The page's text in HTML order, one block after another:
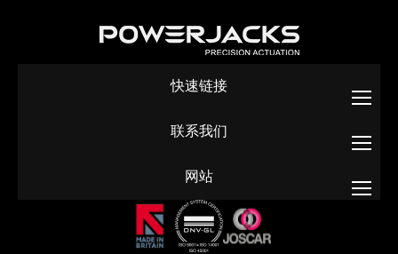
快速链接
联系我们
网站